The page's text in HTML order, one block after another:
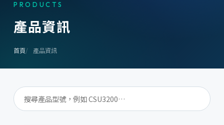
PRODUCTS
產品資訊
首頁 產品資訊